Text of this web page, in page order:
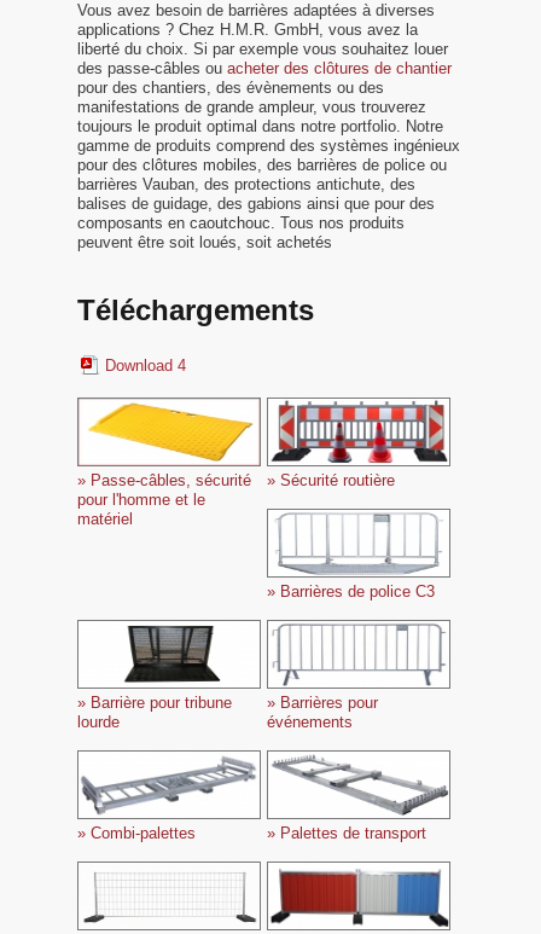
Vous avez besoin de barrières adaptées à diverses
applications ? Chez H.M.R. GmbH, vous avez la
liberté du choix. Si par exemple vous souhaitez louer
des passe-câbles ou acheter des clôtures de chantier
pour des chantiers, des évènements ou des
manifestations de grande ampleur, vous trouverez
toujours le produit optimal dans notre portfolio. Notre
gamme de produits comprend des systèmes ingénieux
pour des clôtures mobiles, des barrières de police ou
barrières Vauban, des protections antichute, des
balises de guidage, des gabions ainsi que pour des
composants en caoutchouc. Tous nos produits
peuvent être soit loués, soit achetés
Téléchargements
Download 4
» Passe-câbles, sécurité
pour l'homme et le
matériel
» Sécurité routière
» Barrières de police C3
» Barrière pour tribune
lourde
» Barrières pour
événements
» Combi-palettes » Palettes de transport